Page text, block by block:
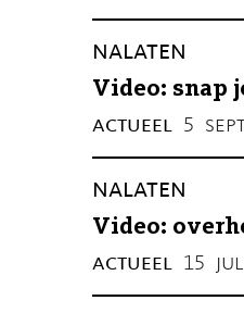
nalaten
Video: snap
actueel 5
nalaten
Video:
actueel 15